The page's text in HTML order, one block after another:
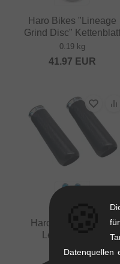
Haro Bikes "Lineage
Grind Disc" Kettenblatt
0.19 kg
41.97 EUR
Haro Bikes "Fusion
Legend" Pegs
0.2 kg
Datenquellen